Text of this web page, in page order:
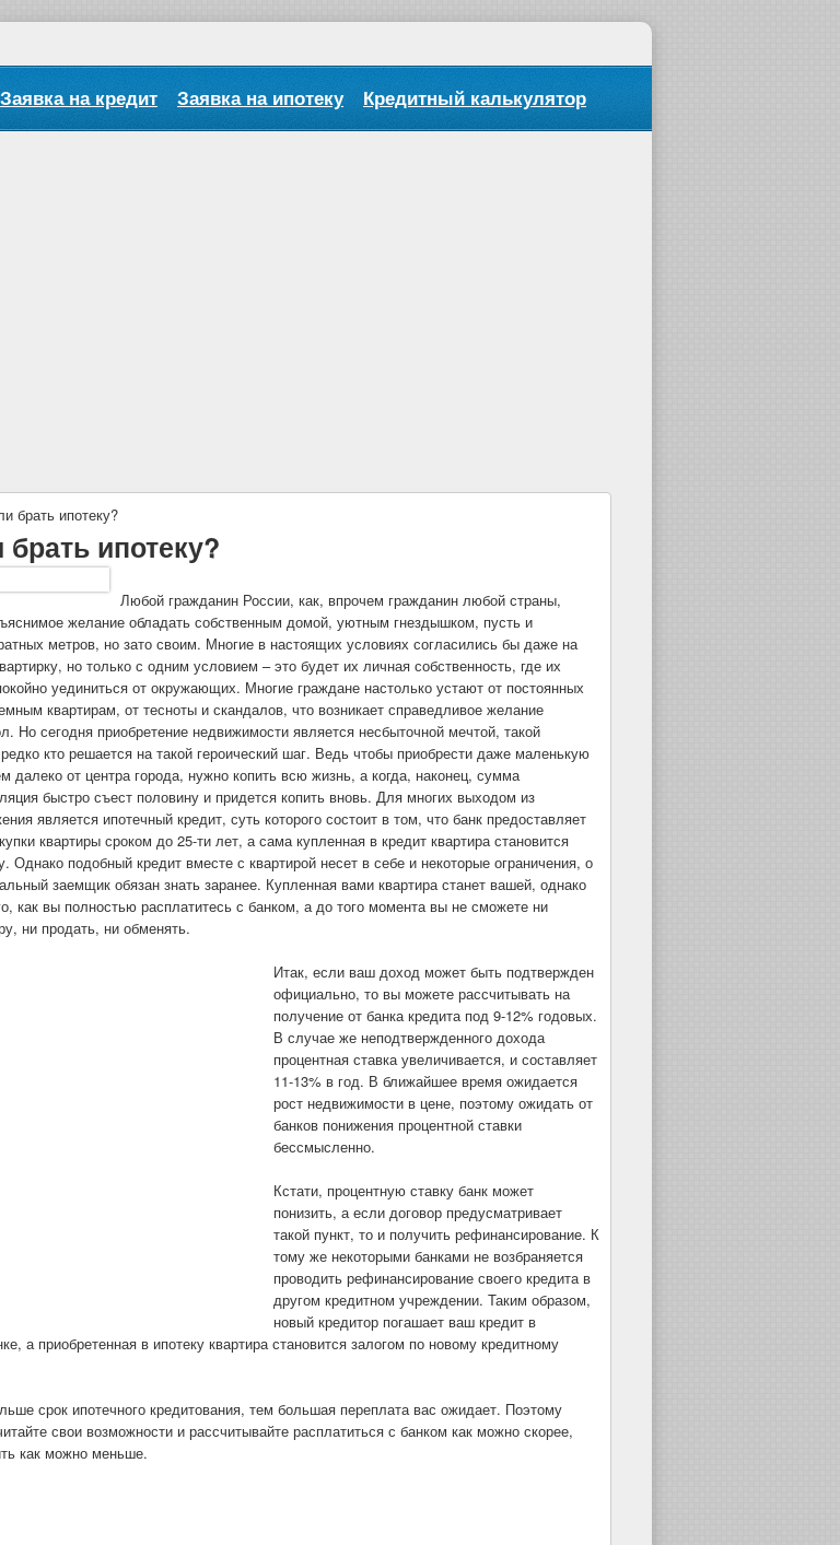
Заявка на кредит Заявка на ипотеку Кредитный калькулятор
брать ипотеку?
ипотеку?
Любой гражданин России, как, впрочем гражданин любой страны,
желание обладать собственным домой, уютным гнездышком, пусть и
метров, но зато своим. Многие в настоящих условиях согласились бы даже на
но только с одним условием – это будет их личная собственность, где их
уединиться от окружающих. Многие граждане настолько устают от постоянных
квартирам, от тесноты и скандалов, что возникает справедливое желание
Но сегодня приобретение недвижимости является несбыточной мечтой, такой
кто решается на такой героический шаг. Ведь чтобы приобрести даже маленькую
далеко от центра города, нужно копить всю жизнь, а когда, наконец, сумма
быстро съест половину и придется копить вновь. Для многих выходом из
является ипотечный кредит, суть которого состоит в том, что банк предоставляет
квартиры сроком до 25-ти лет, а сама купленная в кредит квартира становится
Однако подобный кредит вместе с квартирой несет в себе и некоторые ограничения, о
заемщик обязан знать заранее. Купленная вами квартира станет вашей, однако
как вы полностью расплатитесь с банком, а до того момента вы не сможете ни
ни продать, ни обменять.
Итак, если ваш доход может быть подтвержден
официально, то вы можете рассчитывать на
получение от банка кредита под 9-12% годовых.
В случае же неподтвержденного дохода
процентная ставка увеличивается, и составляет
11-13% в год. В ближайшее время ожидается
рост недвижимости в цене, поэтому ожидать от
банков понижения процентной ставки
бессмысленно.
Кстати, процентную ставку банк может
понизить, а если договор предусматривает
такой пункт, то и получить рефинансирование. К
тому же некоторыми банками не возбраняется
проводить рефинансирование своего кредита в
другом кредитном учреждении. Таким образом,
новый кредитор погашает ваш кредит в
а приобретенная в ипотеку квартира становится залогом по новому кредитному
срок ипотечного кредитования, тем большая переплата вас ожидает. Поэтому
свои возможности и рассчитывайте расплатиться с банком как можно скорее,
как можно меньше.